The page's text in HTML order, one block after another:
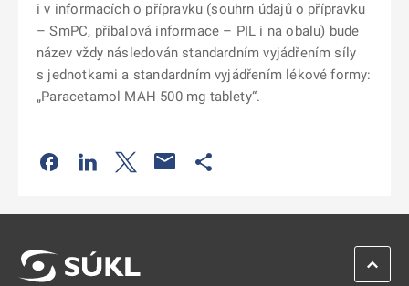
i v informacích o přípravku (souhrn údajů o přípravku
– SmPC, příbalová informace – PIL i na obalu) bude
název vždy následován standardním vyjádřením síly
s jednotkami a standardním vyjádřením lékové formy:
„Paracetamol MAH 500 mg tablety“.
Odkaz se otevře na nové kartě
Odkaz se otevře na nové kartě
Odkaz se otevře na nové kartě
ZPĚT